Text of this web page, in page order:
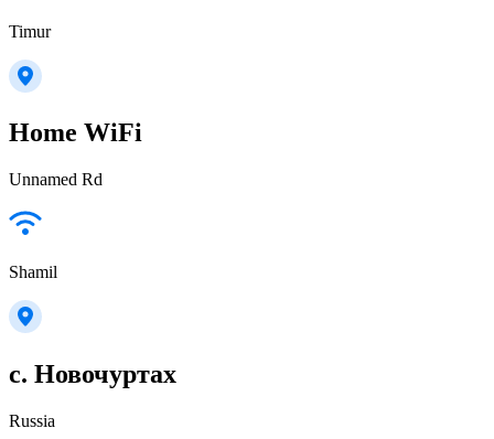
Timur
Home WiFi
Unnamed Rd
Shamil
с. Новочуртах
Russia